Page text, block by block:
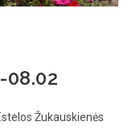
Žukauskienės